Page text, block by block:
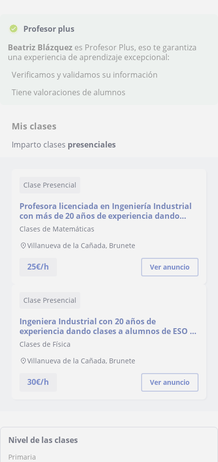
Profesor plus
Beatriz Blázquez es Profesor Plus, eso te garantiza
una experiencia de aprendizaje excepcional:
Verificamos y validamos su información
Tiene valoraciones de alumnos
Mis clases
Imparto clases presenciales
Clase Presencial
Profesora licenciada en Ingeniería Industrial
con más de 20 años de experiencia dando
clases particulares
Clases de Matemáticas
Villanueva de la Cañada, Brunete
25€/h Ver anuncio
Clase Presencial
Ingeniera Industrial con 20 años de
experiencia dando clases a alumnos de ESO y
Bachillerato, especialidad Física y
Clases de Física
Villanueva de la Cañada, Brunete
30€/h Ver anuncio
Nivel de las clases
Primaria